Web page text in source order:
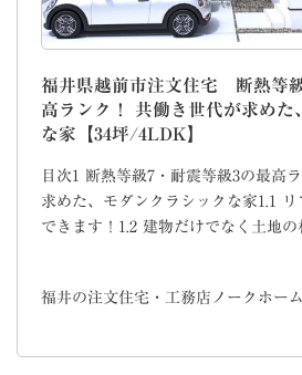
福井県越前市注文住宅 断熱等
高ランク！ 共働き世代が求めた
な家【34坪/4LDK】
目次1 断熱等級7・耐震等級3の最高
求めた、モダンクラシックな家1.1
できます！1.2 建物だけでなく土地
福井の注文住宅・工務店ノークホー